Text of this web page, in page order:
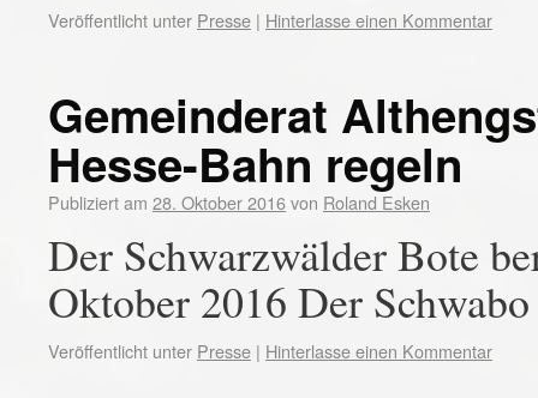
Veröffentlicht unter Presse | Hinterlasse einen Kommentar
Gemeinderat
Hesse-Bahn regeln
Publiziert am 28. Oktober 2016von Roland Esken
Der Schwarzwälder Bote
Oktober 2016 Der
Veröffentlicht unter Presse | Hinterlasse einen Kommentar